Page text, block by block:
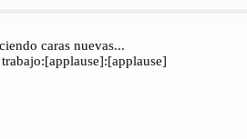
caras nuevas...